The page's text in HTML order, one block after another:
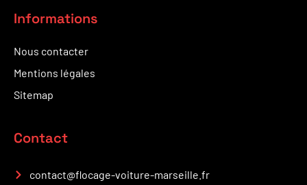
Informations
Nous contacter
Mentions légales
Sitemap
Contact
contact@flocage-voiture-marseille.fr